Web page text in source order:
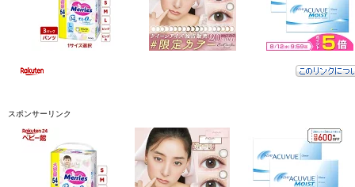
スポンサーリンク